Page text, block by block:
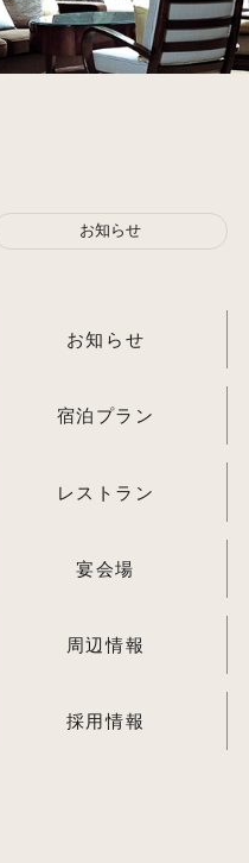
お知らせ
お知らせ
宿泊プラン
レストラン
宴会場
周辺情報
採用情報